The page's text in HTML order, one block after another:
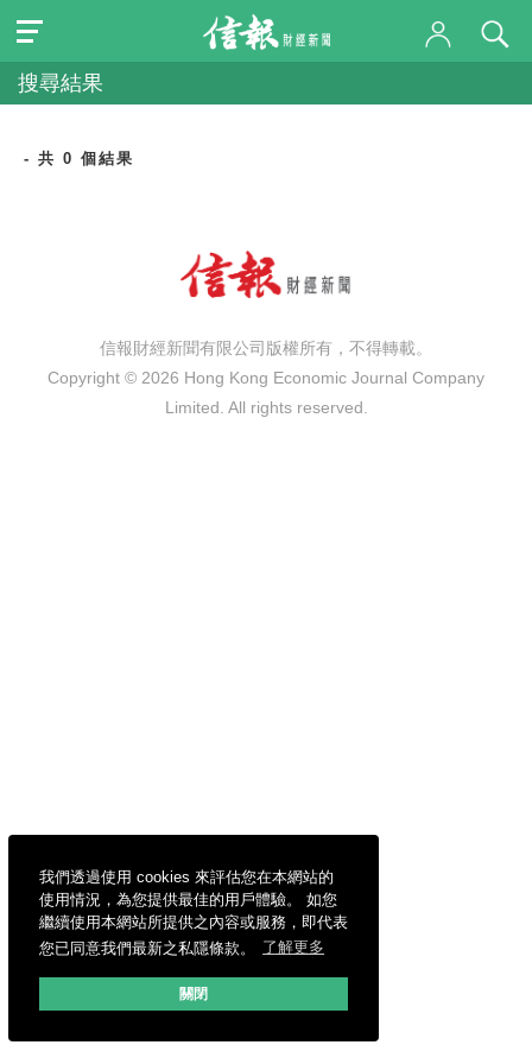
我們透過使用 cookies 來評估您在本網站的
使用情況，為您提供最佳的用戶體驗。 如您
繼續使用本網站所提供之內容或服務，即代表
您已同意我們最新之私隱條款。
了解更多
關閉
搜尋結果
- 共 0 個結果
信報財經新聞有限公司版權所有，不得轉載。
Copyright © 2026 Hong Kong Economic Journal Company
Limited. All rights reserved.